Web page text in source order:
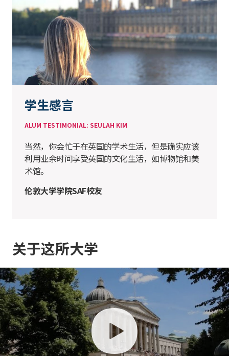
学生感言
ALUM TESTIMONIAL: SEULAH KIM
当然，你会忙于在英国的学术生活，但是确实应该
利用业余时间享受英国的文化生活，如博物馆和美
术馆。
伦敦大学学院SAF校友
关于这所大学
play